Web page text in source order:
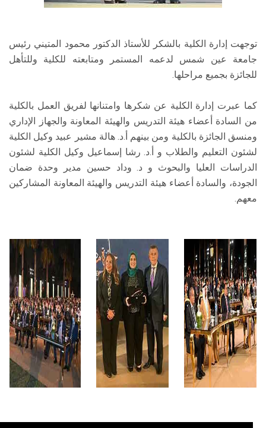
توجهت إدارة الكلية بالشكر للأستاذ الدكتور محمود المتيني رئيس
جامعة عين شمس لدعمه المستمر ومتابعته للكلية وللتأهل
للجائزة بجميع مراحلها.
كما عبرت إدارة الكلية عن شكرها وامتنانها لفريق العمل بالكلية
من السادة أعضاء هيئة التدريس والهيئة المعاونة والجهاز الإداري
ومنسق الجائزة بالكلية ومن بينهم أ.د. هالة مشير عبيد وكيل الكلية
لشئون التعليم والطلاب و أ.د. رشا إسماعيل وكيل الكلية لشئون
الدراسات العليا والبحوث و د. وداد حسين مدير وحدة ضمان
الجودة، والسادة أعضاء هيئة التدريس والهيئة المعاونة المشاركين
معهم.